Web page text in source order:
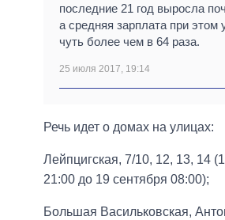
последние 21 год выросла
а средняя зарплата при этом
чуть более чем в 64 раза.
25 июля 2017, 19:14
Речь идет о домах на улицах:
Лейпцигская, 7/10, 12, 13, 14
21:00 до 19 сентября 08:00);
Большая Васильковская,